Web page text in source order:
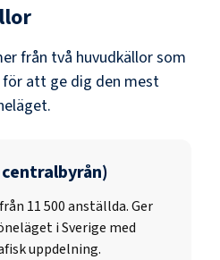
från två huvudkällor som
att ge dig den mest
11 500anställda. Ger
i Sverige med
uppdelning.